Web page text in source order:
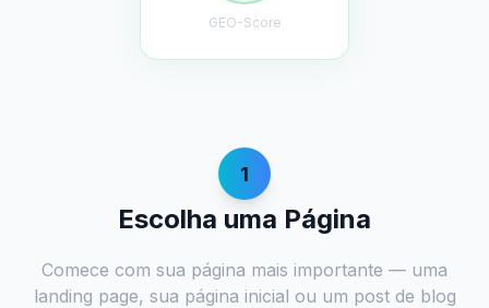
GEO-Score
1
Escolha uma Página
Comece com sua página mais importante — uma
landing page, sua página inicial ou um post de blog